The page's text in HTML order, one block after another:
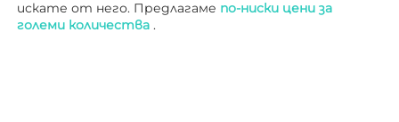
искате от него. Предлагаме по-ниски цени за
големи количества .